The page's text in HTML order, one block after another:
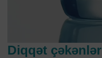
Diqqət çəkənlər